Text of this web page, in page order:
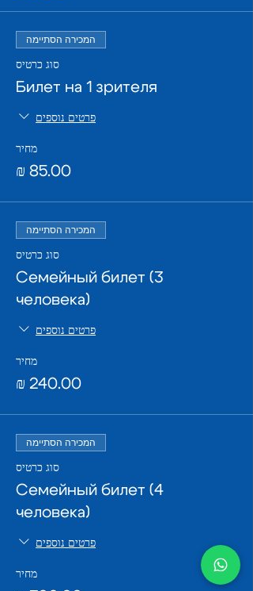
המכירה הסתיימה
סוג כרטיס
Билет на 1 зрителя
פרטים נוספים
מחיר
המכירה הסתיימה
סוג כרטיס
Семейный билет (3
человека)
פרטים נוספים
מחיר
המכירה הסתיימה
סוג כרטיס
Семейный билет (4
человека)
פרטים נוספים
מחיר